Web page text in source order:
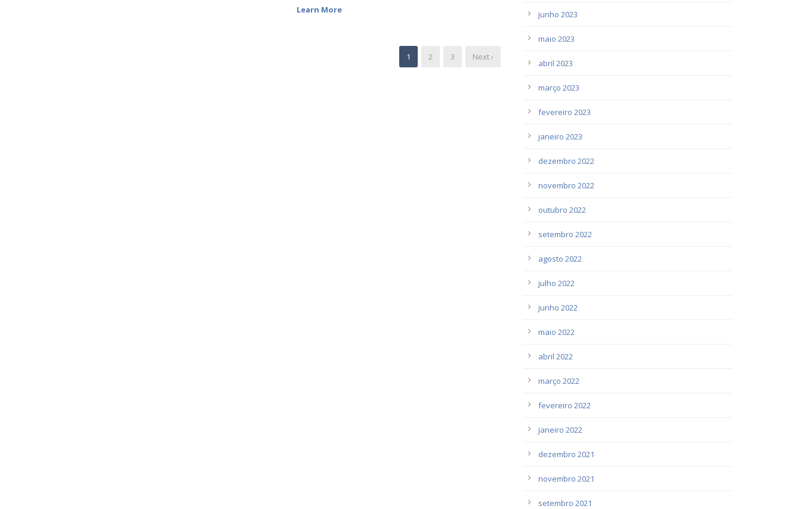
Learn More
1 2 3 Next ›
junho 2023
maio 2023
abril 2023
março 2023
fevereiro 2023
janeiro 2023
dezembro 2022
novembro 2022
outubro 2022
setembro 2022
agosto 2022
julho 2022
junho 2022
maio 2022
abril 2022
março 2022
fevereiro 2022
janeiro 2022
dezembro 2021
novembro 2021
setembro 2021